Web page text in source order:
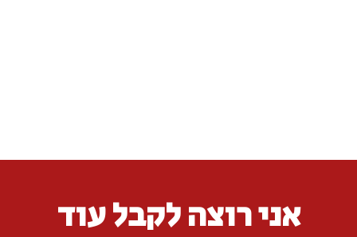
אני רוצה לקבל עוד